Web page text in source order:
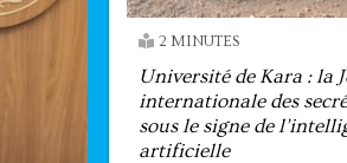
2 MINUTES
Université de Kara : la
internationale des
sous le signe de
artificielle